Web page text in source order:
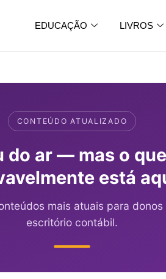
EDUCAÇÃO LIVROS
CONTEÚDO ATUALIZADO
do ar — mas o
está
mais atuais para
escritório contábil.